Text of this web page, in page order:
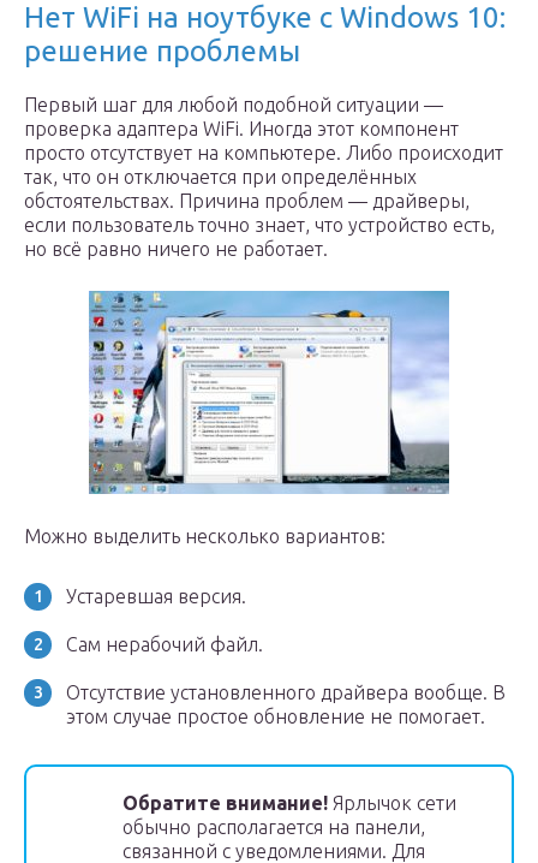
Нет WiFi на ноутбуке с Windows 10:
решение проблемы
Первый шаг для любой подобной ситуации —
проверка адаптера WiFi. Иногда этот компонент
просто отсутствует на компьютере. Либо происходит
так, что он отключается при определённых
обстоятельствах. Причина проблем — драйверы,
если пользователь точно знает, что устройство есть,
но всё равно ничего не работает.
Можно выделить несколько вариантов:
Устаревшая версия.
Сам нерабочий файл.
Отсутствие установленного драйвера вообще. В
этом случае простое обновление не помогает.
Обратите внимание! Ярлычок сети
обычно располагается на панели,
связанной с уведомлениями. Для